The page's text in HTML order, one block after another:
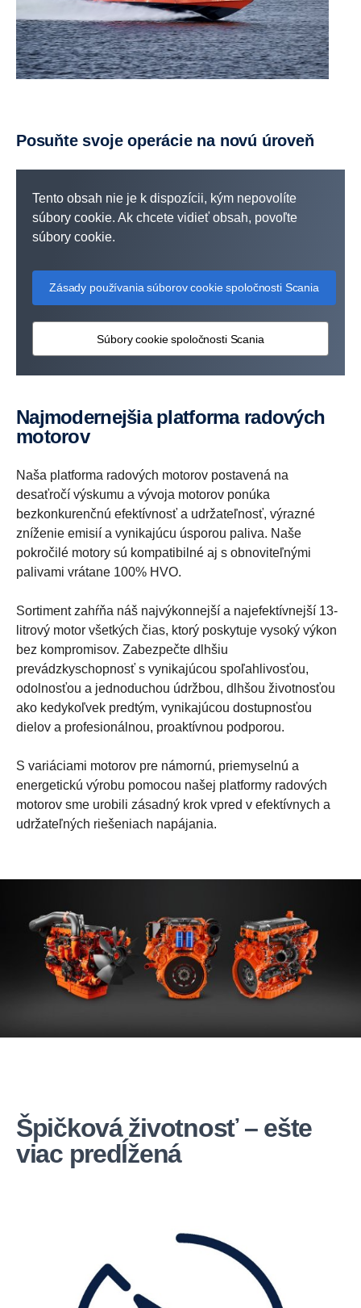
Posuňte svoje operácie na novú úroveň
Tento obsah nie je k dispozícii, kým nepovolíte
súbory cookie. Ak chcete vidieť obsah, povoľte
súbory cookie.
Zásady používania súborov cookie spoločnosti Scania
Súbory cookie spoločnosti Scania
Najmodernejšia platforma radových
motorov
Naša platforma radových motorov postavená na
desaťročí výskumu a vývoja motorov ponúka
bezkonkurenčnú efektívnosť a udržateľnosť, výrazné
zníženie emisií a vynikajúcu úsporou paliva. Naše
pokročilé motory sú kompatibilné aj s obnoviteľnými
palivami vrátane 100% HVO.
Sortiment zahŕňa náš najvýkonnejší a najefektívnejší 13-
litrový motor všetkých čias, ktorý poskytuje vysoký výkon
bez kompromisov. Zabezpečte dlhšiu
prevádzkyschopnosť s vynikajúcou spoľahlivosťou,
odolnosťou a jednoduchou údržbou, dlhšou životnosťou
ako kedykoľvek predtým, vynikajúcou dostupnosťou
dielov a profesionálnou, proaktívnou podporou.
S variáciami motorov pre námornú, priemyselnú a
energetickú výrobu pomocou našej platformy radových
motorov sme urobili zásadný krok vpred v efektívnych a
udržateľných riešeniach napájania.
Špičková životnosť – ešte
viac predĺžená